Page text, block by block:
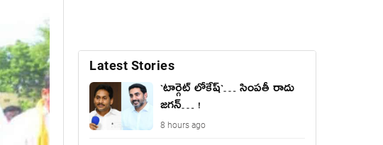
Latest Stories
`టార్గెట్ లోకేష్‌`… సింప‌తీ రాదు
జ‌గ‌న్‌… !
8 hours ago